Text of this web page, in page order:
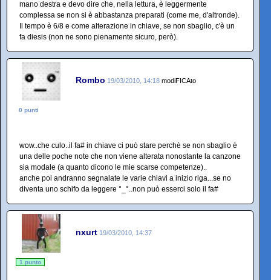
mano destra e devo dire che, nella lettura, è leggermente
complessa se non si è abbastanza preparati (come me, d'altronde).
Il tempo è 6/8 e come alterazione in chiave, se non sbaglio, c'è un
fa diesis (non ne sono pienamente sicuro, però).
Rombo 19/03/2010, 14:18 modiFICAto
0 punti
wow..che culo..il fa# in chiave ci può stare perchè se non sbaglio è
una delle poche note che non viene alterata nonostante la canzone
sia modale (a quanto dicono le mie scarse competenze)..
anche poi andranno segnalate le varie chiavi a inizio riga...se no
diventa uno schifo da leggere °_°..non può esserci solo il fa#
nxurt 19/03/2010, 14:37
1 punto